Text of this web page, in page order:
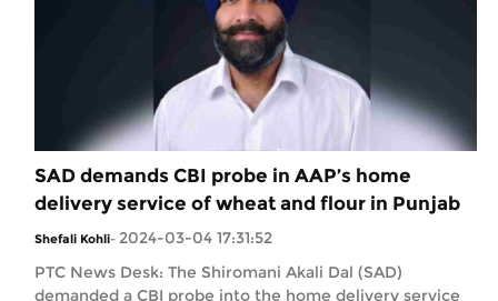
SAD demands CBI probe in AAP’s home
delivery service of wheat and flour in Punjab
Shefali Kohli- 2024-03-04 17:31:52
PTC News Desk: The Shiromani Akali Dal (SAD)
demanded a CBI probe into the home delivery service